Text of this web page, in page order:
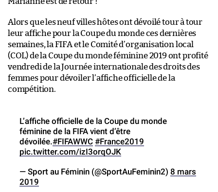
Alors que les neuf villes hôtes ont dévoilé tour à tour
leur affiche pour la Coupe du monde ces dernières
semaines, la FIFA et le Comité d’organisation local
(COL) de la Coupe du monde féminine 2019 ont profité
vendredi de la Journée internationale des droits des
femmes pour dévoiler l’affiche officielle de la
compétition.
L’affiche officielle de la Coupe du monde
féminine de la FIFA vient d’être
dévoilée.#FIFAWWC #France2019
pic.twitter.com/izI3orqOJK
— Sport au Féminin (@SportAuFeminin2) 8 mars
2019